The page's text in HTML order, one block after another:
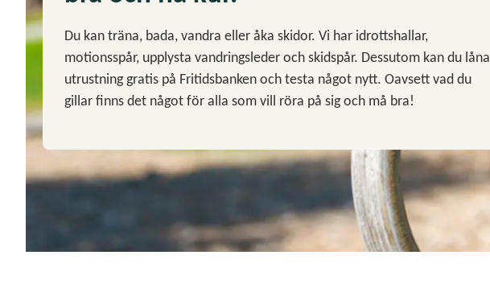
Du kan träna, bada, vandra eller åka skidor. Vi har idrottshallar,
motionsspår, upplysta vandringsleder och skidspår. Dessutom kan du låna
utrustning gratis på Fritidsbanken och testa något nytt. Oavsett vad du
gillar finns det något för alla som vill röra på sig och må bra!